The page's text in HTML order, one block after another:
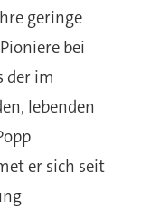
geringe
bei
der im
lebenden
er sich seit